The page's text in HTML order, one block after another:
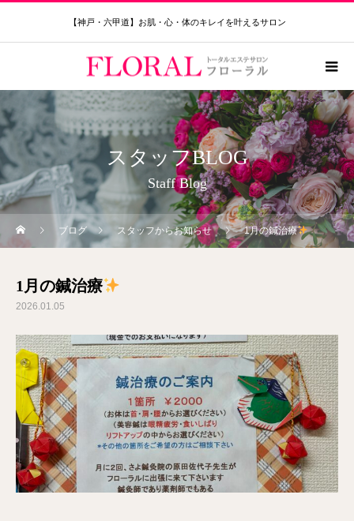
【神戸・六甲道】お肌・心・体のキレイを叶えるサロン
スタッフBLOG
Staff Blog
ブログ スタッフからお知らせ 1月の鍼治療
1月の鍼治療
2026.01.05